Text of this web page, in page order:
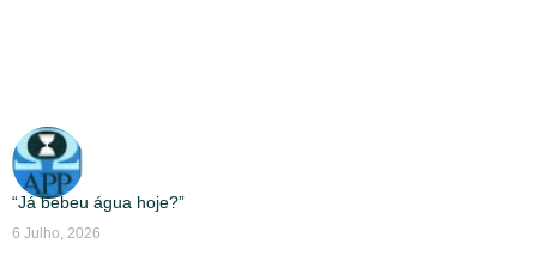
“Já bebeu água hoje?”
6 Julho, 2026